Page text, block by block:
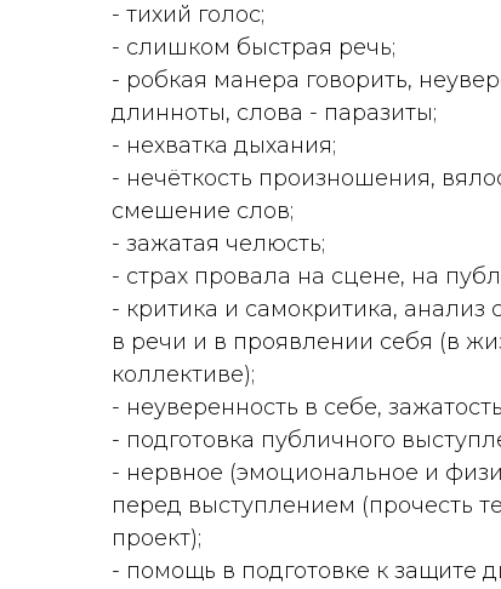
- тихий голос;
- слишком быстрая речь;
- робкая манера говорить,
длинноты, слова - паразиты;
- нехватка дыхания;
- нечёткость произношения,
смешение слов;
- зажатая челюсть;
- страх провала на сцене, на
- критика и самокритика, анализ
в речи и в проявлении себя (в
коллективе);
- неуверенность в себе,
- подготовка публичного
- нервное (эмоциональное и
перед выступлением (прочесть
проект);
- помощь в подготовке к защите